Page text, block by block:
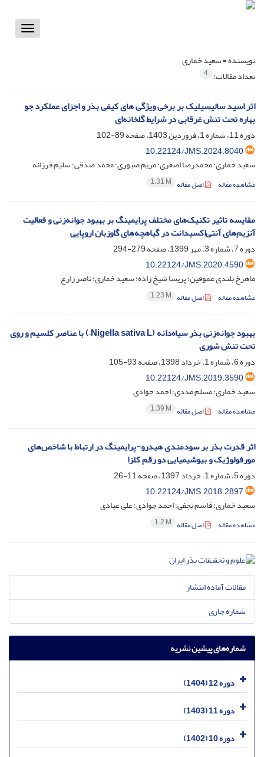
Toggle
نویسنده =سعید خماری
تعداد مقالات: 4
اثر اسید سالیسیلیک بر برخی ویژگی های کیفی بذر و اجزای عملکرد جو
بهاره تحت تنش غرقابی در شرایط گلخانه‌ای
دوره 11، شماره 1، فروردین 1403، صفحه
89-102
10.22124/JMS.2024.8040
سعید خماری؛ محمدرضا اصغری؛ مریم صبوری؛ محمد صدقی؛ سلیم فرزانه
مشاهده مقاله اصل مقاله 1.31 M
مقایسه تاثیر تکنیک‌های مختلف پرایمینگ بر بهبود جوانه‌زنی و فعالیت
آنزیم‌های آنتی‌اکسیدانت در گیاهچه‌های گاوزبان اروپایی
دوره 7، شماره 3، مهر 1399، صفحه
279-294
10.22124/JMS.2020.4590
ماهرخ بلندی عموقین؛ پریسا شیخ زاده؛ سعید خماری؛ ناصر زارع
مشاهده مقاله اصل مقاله 1.23 M
بهبود جوانه‌زنی بذر سیاه‌دانه (Nigella sativa L.) با عناصر کلسیم و روی
تحت تنش شوری
دوره 6، شماره 1، خرداد 1398، صفحه
93-105
10.22124/JMS.2019.3590
سعید خماری؛ مسلم مددی؛ احمد جوادی
مشاهده مقاله اصل مقاله 1.39 M
اثر قدرت بذر بر سودمندی هیدرو-پرایمینگ در ارتباط با شاخص‌های
مورفولوژیک و بیوشیمیایی دو رقم کلزا
دوره 5، شماره 1، خرداد 1397، صفحه
11-26
10.22124/JMS.2018.2897
سعید خماری؛ قاسم نجفی؛ احمد جوادی؛ علی عبادی
مشاهده مقاله اصل مقاله 1.2 M
مقالات آماده انتشار
شماره جاری
شماره‌های پیشین نشریه
دوره 12 (1404)
دوره 11 (1403)
دوره 10 (1402)